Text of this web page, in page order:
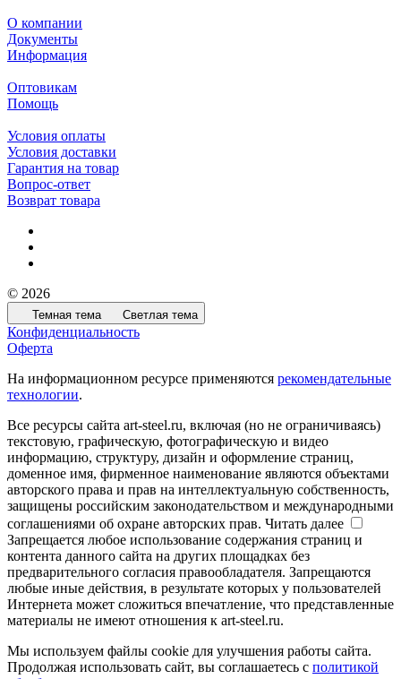
О компании
Документы
Информация
Оптовикам
Помощь
Условия оплаты
Условия доставки
Гарантия на товар
Вопрос-ответ
Возврат товара
© 2026
Темная тема Светлая тема
Конфиденциальность
Оферта
На информационном ресурсе применяются рекомендательные
технологии.
Все ресурсы сайта art-steel.ru, включая (но не ограничиваясь)
текстовую, графическую, фотографическую и видео
информацию, структуру, дизайн и оформление страниц,
доменное имя, фирменное наименование являются объектами
авторского права и прав на интеллектуальную собственность,
защищены российским законодательством и международными
соглашениями об охране авторских прав. Читать далее
Запрещается любое использование содержания страниц и
контента данного сайта на других площадках без
предварительного согласия правообладателя. Запрещаются
любые иные действия, в результате которых у пользователей
Интернета может сложиться впечатление, что представленные
материалы не имеют отношения к art-steel.ru.
Мы используем файлы cookie для улучшения работы сайта.
Продолжая использовать сайт, вы соглашаетесь с политикой